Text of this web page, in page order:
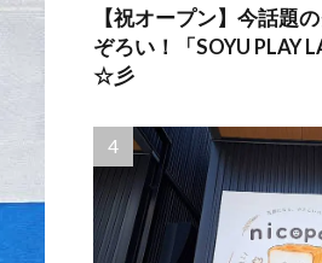
【祝オープン】今話題
ぞろい！「SOYU PLAY
☆彡